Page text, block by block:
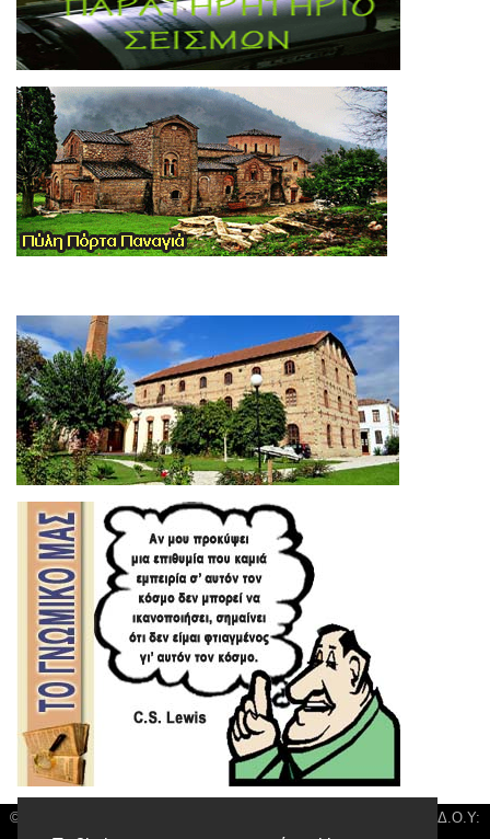
© 3kala News | Διακριτικός Τίτλος: Orion Media, ΑΦΜ: 043750542, Δ.Ο.Υ: